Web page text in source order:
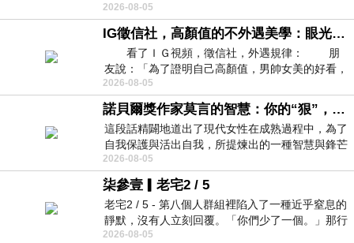
（Adam Grant），《
2026-08-05
IG徵信社，高顏值的不外遇美學：眼光太高也是一種防禦，為了證明我長得好看，我決定一輩子不外遇！
看了ＩＧ視頻，徵信社，外遇規律： 朋
友說：「為了證明自己高顏值，男帥女美的好看，
且眼光高，我決定一輩子不外遇。」
2026-08-05
諾貝爾獎作家莫言的智慧：你的“狠”，才是最好的自我保護
這段話精闢地道出了現代女性在成熟過程中，為了
自我保護與活出自我，所提煉出的一種智慧與鋒芒
的平衡。 核心解讀與看法
2026-08-05
柒參壹▎老宅2 / 5
老宅2 / 5 - 第八個人群組裡陷入了一種近乎窒息的
靜默，沒有人立刻回覆。「你們少了一個。」那行
字像一顆冰冷的鐵釘，硬生生刺進螢
2026-08-05